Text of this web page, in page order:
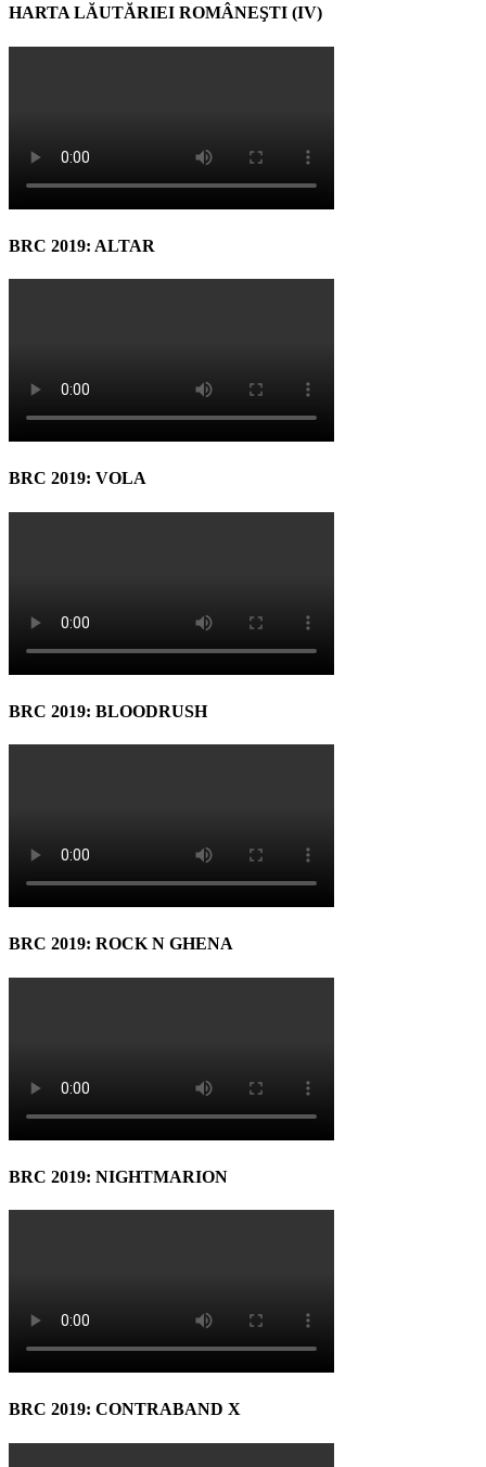
HARTA LĂUTĂRIEI ROMÂNEŞTI (IV)
BRC 2019: ALTAR
BRC 2019: VOLA
BRC 2019: BLOODRUSH
BRC 2019: ROCK N GHENA
BRC 2019: NIGHTMARION
BRC 2019: CONTRABAND X